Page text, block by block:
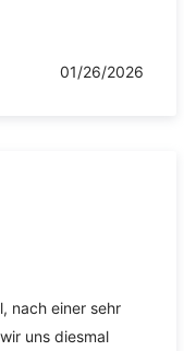
01/26/2026
nach einer sehr
uns diesmal